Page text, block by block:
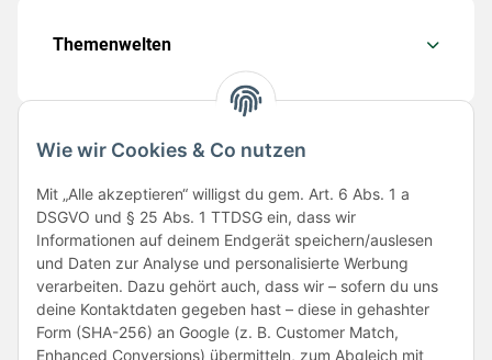
Wie wir Cookies & Co nutzen
Mit „Alle akzeptieren“ willigst du gem. Art. 6 Abs. 1 a
DSGVO und § 25 Abs. 1 TTDSG ein, dass wir
Informationen auf deinem Endgerät speichern/auslesen
und Daten zur Analyse und personalisierte Werbung
verarbeiten. Dazu gehört auch, dass wir – sofern du uns
deine Kontaktdaten gegeben hast – diese in gehashter
Form (SHA-256) an Google (z. B. Customer Match,
Enhanced Conversions) übermitteln, zum Abgleich mit
Themenwelten
Folge uns